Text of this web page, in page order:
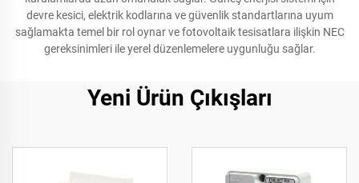
devre kesici, elektrik kodlarına ve güvenlik standartlarına uyum
sağlamakta temel bir rol oynar ve fotovoltaik tesisatlara ilişkin NEC
gereksinimleri ile yerel düzenlemelere uygunluğu sağlar.
Yeni Ürün Çıkışları